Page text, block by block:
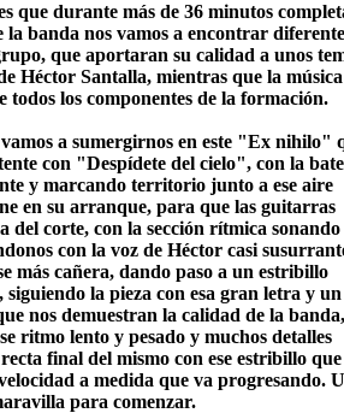
que durante más de 36 minutos
la banda nos vamos a encontrar
que aportaran su calidad a unos
Héctor Santalla, mientras que la
todos los componentes de la formación.
a sumergirnos en este "Ex nihilo"
con "Despídete del cielo", con la
y marcando territorio junto a ese aire
en su arranque, para que las guitarras
del corte, con la sección rítmica sonando
con la voz de Héctor casi
más cañera, dando paso a un estribillo
siguiendo la pieza con esa gran letra y un
nos demuestran la calidad de la banda,
ritmo lento y pesado y muchos detalles
final del mismo con ese estribillo
a medida que va progresando.
para comenzar.